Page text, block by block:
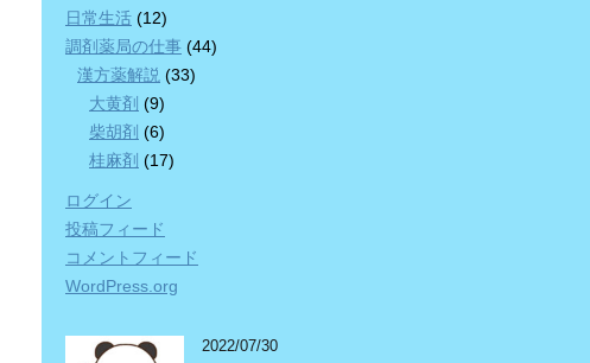
イ
ブ
日常生活 (12)
調剤薬局の仕事 (44)
漢方薬解説 (33)
大黄剤 (9)
柴胡剤 (6)
桂麻剤 (17)
ログイン
投稿フィード
コメントフィード
WordPress.org
2022/07/30